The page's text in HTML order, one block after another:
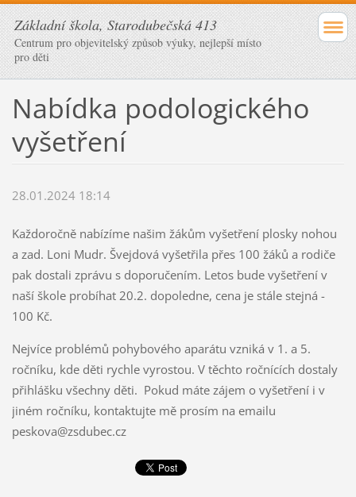
Základní škola, Starodubečská 413
Centrum pro objevitelský způsob výuky, nejlepší místo
pro děti
Nabídka podologického
vyšetření
28.01.2024 18:14
Každoročně nabízíme našim žákům vyšetření plosky nohou
a zad. Loni Mudr. Švejdová vyšetřila přes 100 žáků a rodiče
pak dostali zprávu s doporučením. Letos bude vyšetření v
naší škole probíhat 20.2. dopoledne, cena je stále stejná -
100 Kč.
Nejvíce problémů pohybového aparátu vzniká v 1. a 5.
ročníku, kde děti rychle vyrostou. V těchto ročnících dostaly
přihlášku všechny děti. Pokud máte zájem o vyšetření i v
jiném ročníku, kontaktujte mě prosím na emailu
peskova@zsdubec.cz